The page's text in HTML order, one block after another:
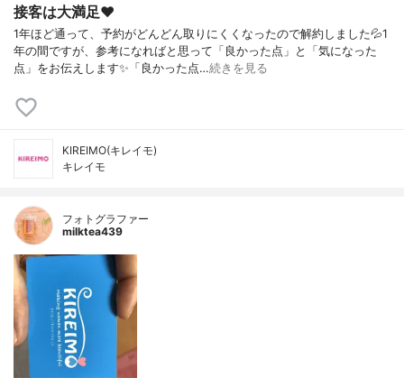
接客は大満足❤️
1年ほど通って、予約がどんどん取りにくくなったので解約しました💦1
年の間ですが、参考になればと思って「良かった点」と「気になった
点」をお伝えします✨「良かった点…続きを見る
KIREIMO(キレイモ)
キレイモ
フォトグラファー
milktea439